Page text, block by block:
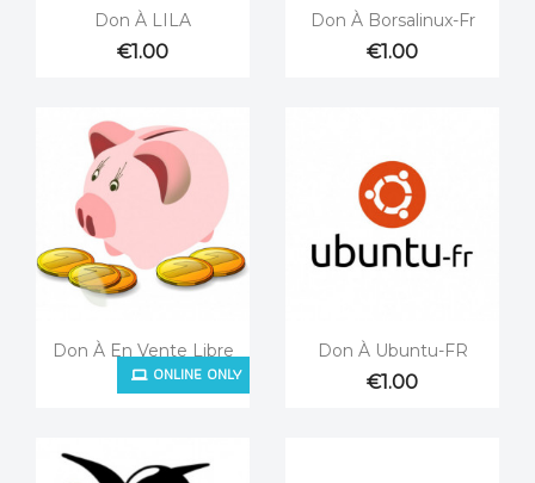
Quick view
Don À LILA
€1.00
 Quick view
Don À Borsalinux-Fr
€1.00
Quick view
Don À En Vente Libre
€1.00ONLINE ONLY
Quick view
Don À Ubuntu-FR
€1.00